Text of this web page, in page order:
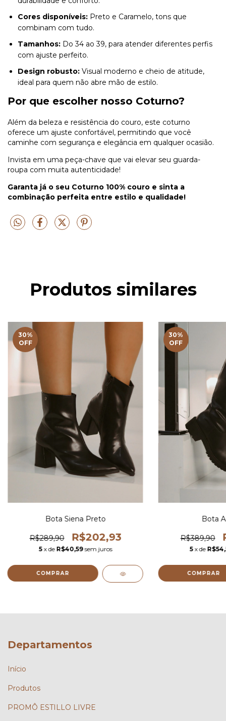
Cores disponíveis: Preto e Caramelo, tons que
combinam com tudo.
Tamanhos: Do 34 ao 39, para atender diferentes perfis
com ajuste perfeito.
Design robusto: Visual moderno e cheio de atitude,
ideal para quem não abre mão de estilo.
Por que escolher nosso Coturno?
Além da beleza e resistência do couro, este coturno
oferece um ajuste confortável, permitindo que você
caminhe com segurança e elegância em qualquer ocasião.
Invista em uma peça-chave que vai elevar seu guarda-
roupa com muita autenticidade!
Garanta já o seu Coturno 100% couro e sinta a
combinação perfeita entre estilo e qualidade!
Produtos similares
30%
OFF
Bota Siena Preto
R$289,90 R$202,93
5 x de R$40,59 sem juros
COMPRAR
30%
OFF
Bota
R$389,90
5 x de
COMPRAR
Departamentos
Início
Produtos
PROMÔ ESTILLO LIVRE